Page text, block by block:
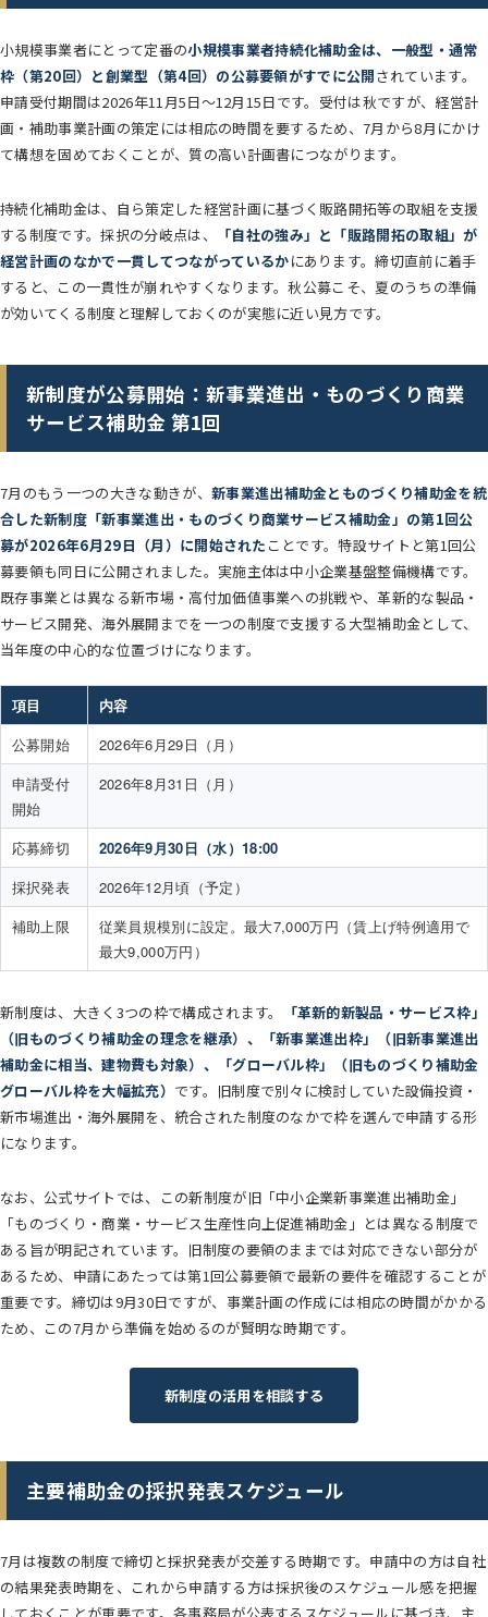
小規模事業者にとって定番の小規模事業者持続化補助金は、一般型・通常
枠（第20回）と創業型（第4回）の公募要領がすでに公開されています。
申請受付期間は2026年11月5日〜12月15日です。受付は秋ですが、経営計
画・補助事業計画の策定には相応の時間を要するため、7月から8月にかけ
て構想を固めておくことが、質の高い計画書につながります。
持続化補助金は、自ら策定した経営計画に基づく販路開拓等の取組を支援
する制度です。採択の分岐点は、
「自社の強み」と「販路開拓の取組」が
経営計画のなかで一貫してつながっているかにあります。締切直前に着手
すると、この一貫性が崩れやすくなります。秋公募こそ、夏のうちの準備
が効いてくる制度と理解しておくのが実態に近い見方です。
新制度が公募開始：新事業進出・ものづくり商業
サービス補助金 第1回
7月のもう一つの大きな動きが、 新事業進出補助金とものづくり補助金を統
合した新制度「新事業進出・ものづくり商業サービス補助金」の第1回公
募が2026年6月29日（月）に開始された ことです。特設サイトと第1回公
募要領も同日に公開されました。実施主体は中小企業基盤整備機構です。
既存事業とは異なる新市場・高付加価値事業への挑戦や、革新的な製品・
サービス開発、海外展開までを一つの制度で支援する大型補助金として、
当年度の中心的な位置づけになります。
項目
内容
公募開始
2026年6月29日（月）
申請受付
開始
2026年8月31日（月）
応募締切
2026年9月30日（水）18:00
採択発表
2026年12月頃（予定）
補助上限
従業員規模別に設定。最大7,000万円（賃上げ特例適用で
最大9,000万円）
新制度は、大きく3つの枠で構成されます。
「革新的新製品・サービス枠」
（旧ものづくり補助金の理念を継承）、「新事業進出枠」（旧新事業進出
補助金に相当、建物費も対象）、「グローバル枠」（旧ものづくり補助金
グローバル枠を大幅拡充） です。旧制度で別々に検討していた設備投資・
新市場進出・海外展開を、統合された制度のなかで枠を選んで申請する形
になります。
なお、公式サイトでは、この新制度が旧「中小企業新事業進出補助金」
「ものづくり・商業・サービス生産性向上促進補助金」とは異なる制度で
ある旨が明記されています。旧制度の要領のままでは対応できない部分が
あるため、申請にあたっては第1回公募要領で最新の要件を確認することが
重要です。締切は9月30日ですが、事業計画の作成には相応の時間がかかる
ため、この7月から準備を始めるのが賢明な時期です。
新制度の活用を相談する
主要補助金の採択発表スケジュール
7月は複数の制度で締切と採択発表が交差する時期です。申請中の方は自社
の結果発表時期を、これから申請する方は採択後のスケジュール感を把握